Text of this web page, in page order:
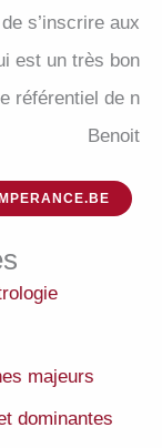
s’inscrire aux
est un très bon
référentiel de n
Benoit
majeurs
dominantes